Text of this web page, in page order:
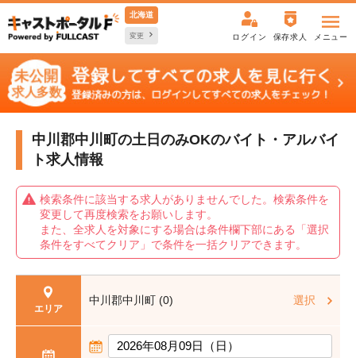
北海道
変更 ログイン 保存求人 メニュー
中川郡中川町の土日のみOKのバイト・アルバイ
ト求人情報
検索条件に該当する求人がありませんでした。検索条件を
変更して再度検索をお願いします。
また、全求人を対象にする場合は条件欄下部にある「選択
条件をすべてクリア」で条件を一括クリアできます。
エリア
中川郡中川町 (0) 選択